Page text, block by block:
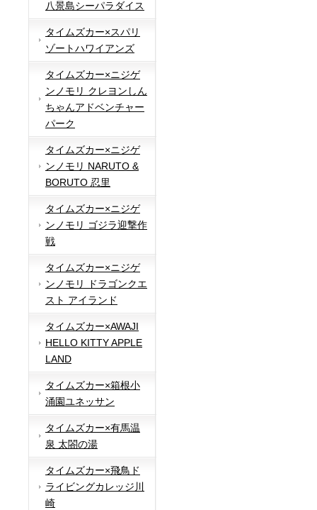
八景島シーパラダイス
タイムズカー×スパリ
ゾートハワイアンズ
タイムズカー×ニジゲ
ンノモリ クレヨンしん
ちゃんアドベンチャー
パーク
タイムズカー×ニジゲ
ンノモリ NARUTO &
BORUTO 忍里
タイムズカー×ニジゲ
ンノモリ ゴジラ迎撃作
戦
タイムズカー×ニジゲ
ンノモリ ドラゴンクエ
スト アイランド
タイムズカー×AWAJI
HELLO KITTY APPLE
LAND
タイムズカー×箱根小
涌園ユネッサン
タイムズカー×有馬温
泉 太閤の湯
タイムズカー×飛鳥ド
ライビングカレッジ川
崎